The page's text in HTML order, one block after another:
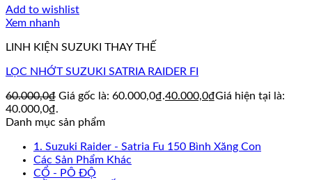
Add to wishlist
Xem nhanh
LINH KIỆN SUZUKI THAY THẾ
LỌC NHỚT SUZUKI SATRIA RAIDER FI
60.000,0₫ Giá gốc là: 60.000,0₫.40.000,0₫Giá hiện tại là:
40.000,0₫.
Danh mục sản phẩm
1. Suzuki Raider - Satria Fu 150 Bình Xăng Con
Các Sản Phẩm Khác
CỔ - PÔ ĐỘ